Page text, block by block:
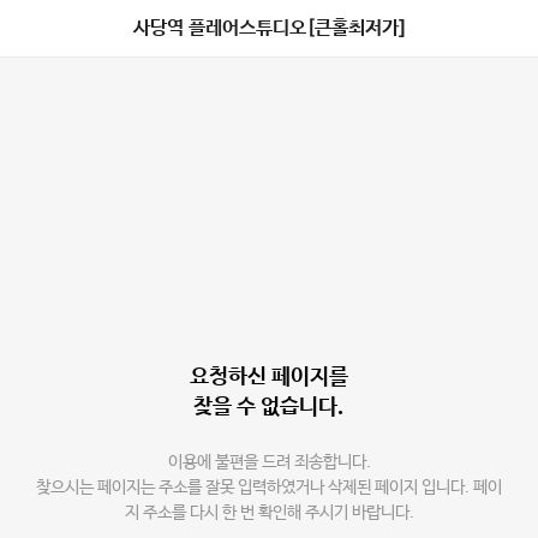
사당역 플레어스튜디오[큰홀최저가]
요청하신 페이지를
찾을 수 없습니다.
이용에 불편을 드려 죄송합니다.
찾으시는 페이지는 주소를 잘못 입력하였거나 삭제된 페이지 입니다. 페이
지 주소를 다시 한 번 확인해 주시기 바랍니다.